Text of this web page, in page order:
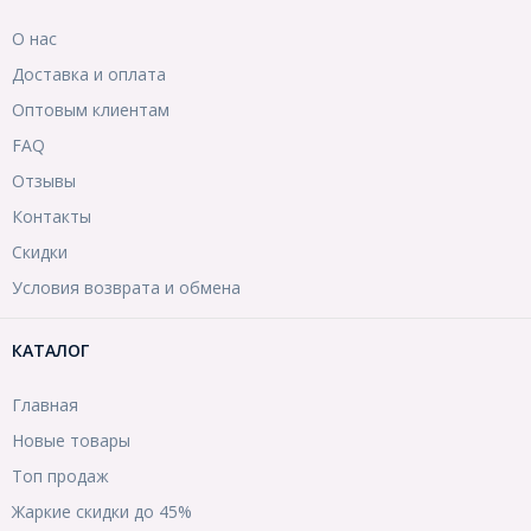
О нас
Доставка и оплата
Оптовым клиентам
FAQ
Отзывы
Контакты
Скидки
Условия возврата и обмена
КАТАЛОГ
Главная
Новые товары
Топ продаж
Жаркие скидки до 45%